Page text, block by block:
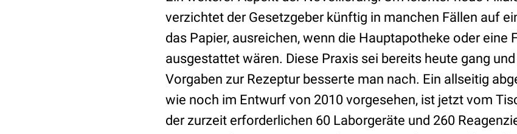
verzichtet der Gesetzgeber künftig in manchen Fällen auf
das Papier, ausreichen, wenn die Hauptapotheke oder eine
ausgestattet wären. Diese Praxis sei bereits heute gang
Vorgaben zur Rezeptur besserte man nach. Ein allseitig
wie noch im Entwurf von 2010 vorgesehen, ist jetzt vom
der zurzeit erforderlichen 60 Laborgeräte und 260